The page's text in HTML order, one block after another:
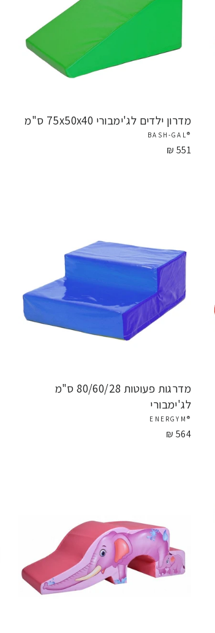
מדרון ילדים לג'ימבורי 75x50x40 ס"מ
®BASH-GAL
551 ₪
מדרגות פעוטות 80/60/28 ס"מ
לג'ימבורי
®ENERGYM
564 ₪